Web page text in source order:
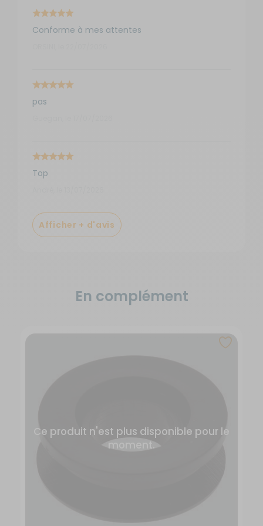
Conforme à mes attentes
pas
Top
Afficher + d'avis
En complément
Ce produit n'est plus disponible pour le
moment.